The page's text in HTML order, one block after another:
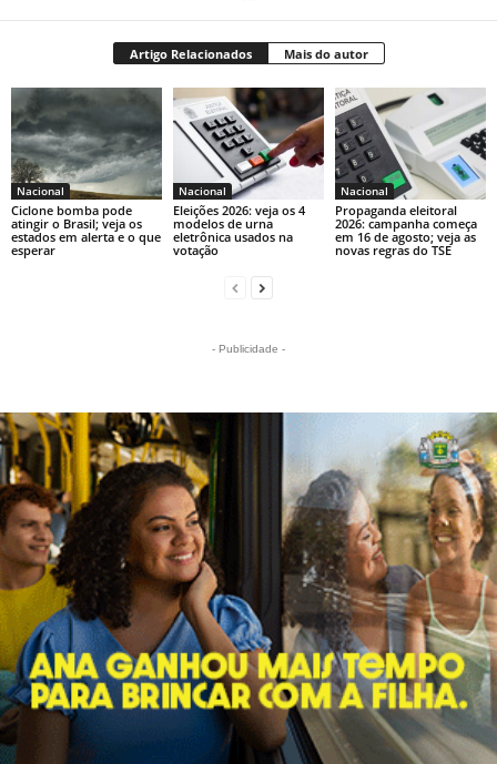
Artigo Relacionados Mais do autor
Nacional
Ciclone bomba pode
atingir o Brasil; veja os
estados em alerta e o que
esperar
Nacional
Eleições 2026: veja os 4
modelos de urna
eletrônica usados na
votação
Nacional
Propaganda eleitoral
2026: campanha começa
em 16 de agosto; veja as
novas regras do TSE
- Publicidade -